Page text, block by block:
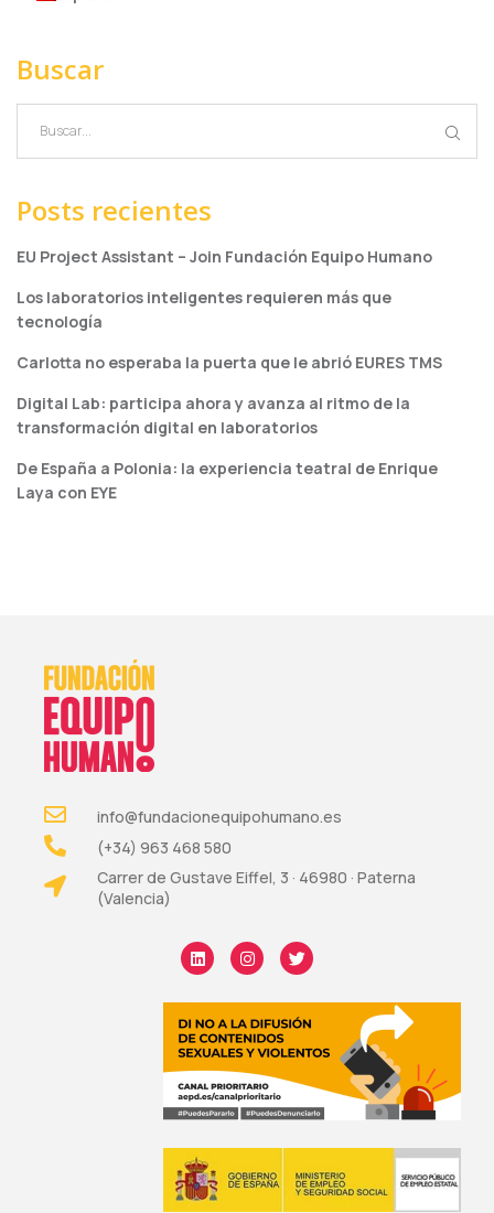
Buscar
Posts recientes
EU Project Assistant – Join Fundación Equipo Humano
Los laboratorios inteligentes requieren más que
tecnología
Carlotta no esperaba la puerta que le abrió EURES TMS
Digital Lab: participa ahora y avanza al ritmo de la
transformación digital en laboratorios
De España a Polonia: la experiencia teatral de Enrique
Laya con EYE
info@fundacionequipohumano.es
(+34) 963 468 580
Carrer de Gustave Eiffel, 3 · 46980 · Paterna
(Valencia)